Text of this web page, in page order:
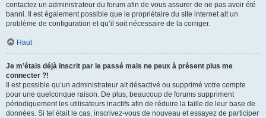
contactez un administrateur du forum afin de vous assurer de ne pas avoir été
banni. Il est également possible que le propriétaire du site internet ait un
problème de configuration et qu’il soit nécessaire de la corriger.
Haut
Je m’étais déjà inscrit par le passé mais ne peux à présent plus me
connecter ?!
Il est possible qu’un administrateur ait désactivé ou supprimé votre compte
pour une quelconque raison. De plus, beaucoup de forums suppriment
périodiquement les utilisateurs inactifs afin de réduire la taille de leur base de
données. Si tel était le cas, inscrivez-vous de nouveau et essayez de participer